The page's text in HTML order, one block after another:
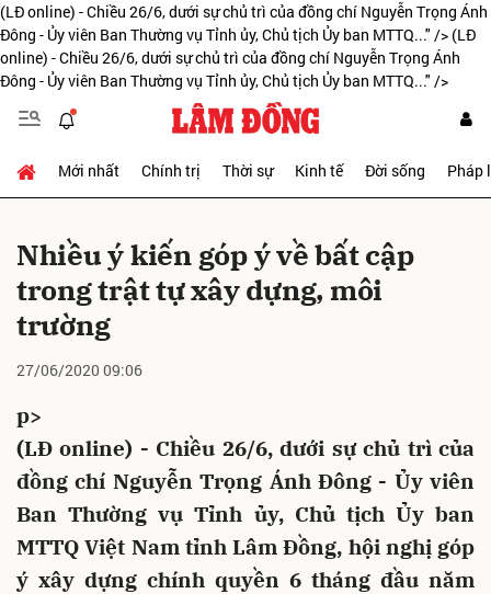
(LĐ online) - Chiều 26/6, dưới sự chủ trì của đồng chí Nguyễn Trọng Ánh
Đông - Ủy viên Ban Thường vụ Tỉnh ủy, Chủ tịch Ủy ban MTTQ..." /> (LĐ
online) - Chiều 26/6, dưới sự chủ trì của đồng chí Nguyễn Trọng Ánh
Đông - Ủy viên Ban Thường vụ Tỉnh ủy, Chủ tịch Ủy ban MTTQ..." />
Mới nhất Chính trị Thời sự Kinh tế Đời sống Pháp
Nhiều ý kiến góp ý về bất cập
trong trật tự xây dựng, môi
trường
27/06/2020 09:06
p>
(LĐ online) - Chiều 26/6, dưới sự chủ trì của
đồng chí Nguyễn Trọng Ánh Đông - Ủy viên
Ban Thường vụ Tỉnh ủy, Chủ tịch Ủy ban
MTTQ Việt Nam tỉnh Lâm Đồng, hội nghị góp
ý xây dựng chính quyền 6 tháng đầu năm
Gửi bình luận